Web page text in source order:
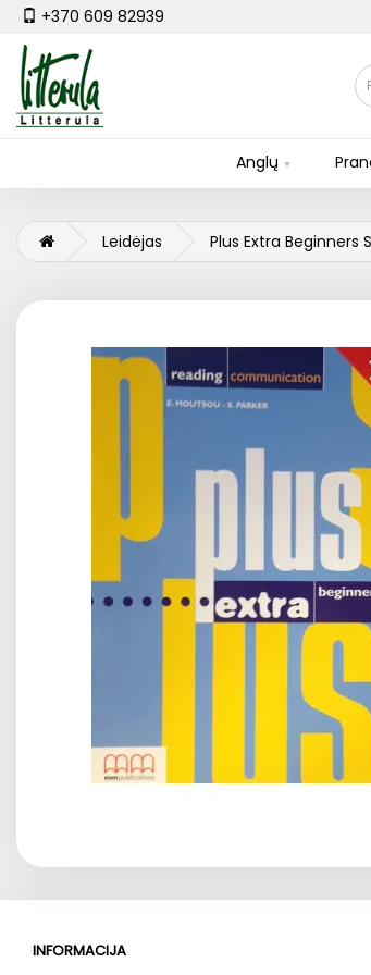
+370 609 82939
Anglų
Leidėjas Plus Extra Beginners
INFORMACIJA